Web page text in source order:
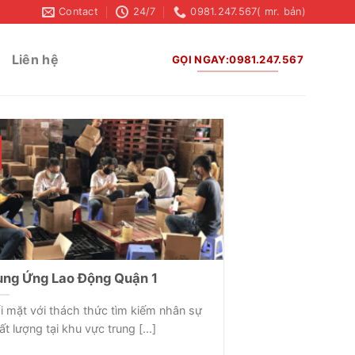
Contact 24/7 0981.247.567( mr. bản)
Liên hệ GỌI NGAY:0981.247.567
Ứng Lao Động Quận 1
mặt với thách thức tìm kiếm nhân sự
lượng tại khu vực trung [...]